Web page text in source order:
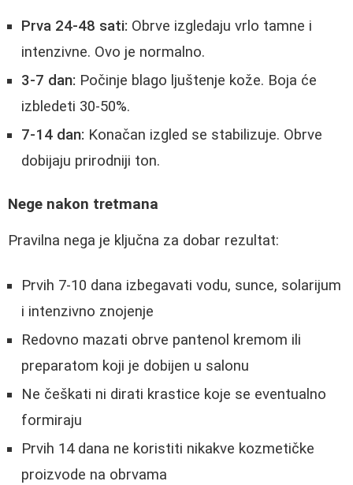
Prva 24-48 sati: Obrve izgledaju vrlo tamne i
intenzivne. Ovo je normalno.
3-7 dan: Počinje blago ljuštenje kože. Boja će
izbledeti 30-50%.
7-14 dan: Konačan izgled se stabilizuje. Obrve
dobijaju prirodniji ton.
Nege nakon tretmana
Pravilna nega je ključna za dobar rezultat:
Prvih 7-10 dana izbegavati vodu, sunce, solarijum
i intenzivno znojenje
Redovno mazati obrve pantenol kremom ili
preparatom koji je dobijen u salonu
Ne češkati ni dirati krastice koje se eventualno
formiraju
Prvih 14 dana ne koristiti nikakve kozmetičke
proizvode na obrvama